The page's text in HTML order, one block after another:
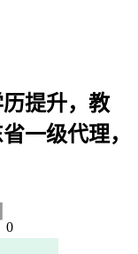
提升，教
一级代理，
0